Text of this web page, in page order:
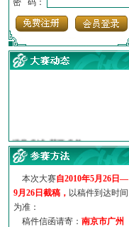
·【诗意·名城】地铁展示作...
诗意名城·地铁时间
参赛作品多达5000多首
“诗意·名城”晒诗会
特别通知--致广大诗词爱好...
本次大赛自2010年5月26日—
9月26日截稿， 以稿件到达时间
为准：
稿件信函请寄： 南京市广州